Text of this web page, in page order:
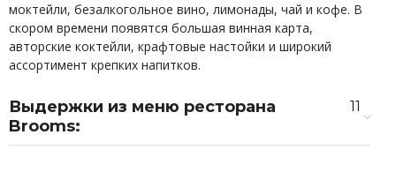
моктейли, безалкогольное вино, лимонады, чай и кофе. В
скором времени появятся большая винная карта,
авторские коктейли, крафтовые настойки и широкий
ассортимент крепких напитков.
Выдержки из меню ресторана
Brooms:
11